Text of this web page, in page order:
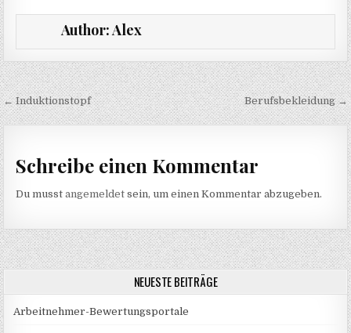
Author:Alex
Beitragsnavigation
← Induktionstopf Berufsbekleidung →
Schreibe einen Kommentar
Du musstangemeldet sein, um einen Kommentar abzugeben.
NEUESTE BEITRÄGE
Arbeitnehmer-Bewertungsportale